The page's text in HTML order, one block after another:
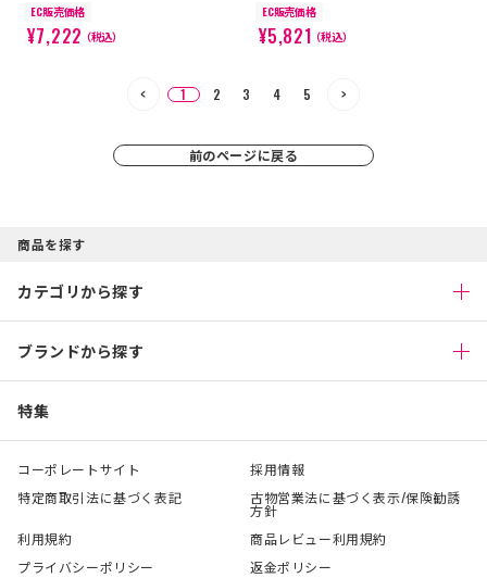
EC販売価格
¥7,222（税込）
EC販売価格
¥5,821 （税込）
1 2 3 4 5
前のページに戻る
商品を探す
カテゴリから探す
ブランドから探す
特集
コーポレートサイト
採用情報
特定商取引法に基づく表記
古物営業法に基づく表示/保険勧誘
方針
利用規約
商品レビュー利用規約
プライバシーポリシー
返金ポリシー